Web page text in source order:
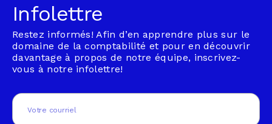
Infolettre
Restez informés! Afin d’en apprendre plus sur le
domaine de la comptabilité et pour en découvrir
davantage à propos de notre équipe, inscrivez-
vous à notre infolettre!
Email